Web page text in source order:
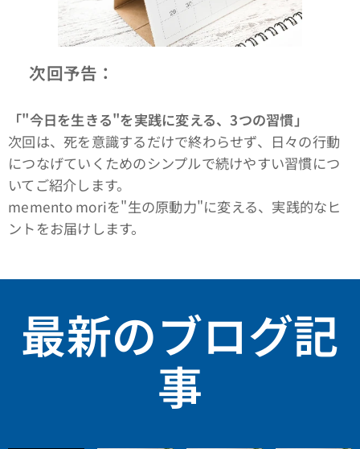
次回予告：
「"今日を生きる"を実践に変える、3つの習慣」
次回は、死を意識するだけで終わらせず、日々の行動
につなげていくためのシンプルで続けやすい習慣につ
いてご紹介します。
memento moriを"生の原動力"に変える、実践的なヒ
ントをお届けします。
最新のブログ記
事